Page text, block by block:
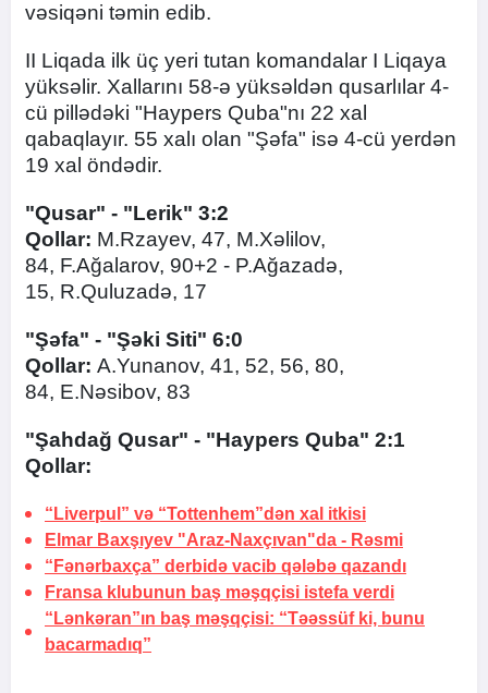
vəsiqəni təmin edib.
II Liqada ilk üç yeri tutan komandalar I Liqaya
yüksəlir. Xallarını 58-ə yüksəldən qusarlılar 4-
cü pillədəki "Haypers Quba"nı 22 xal
qabaqlayır. 55 xalı olan "Şəfa" isə 4-cü yerdən
19 xal öndədir.
"Qusar" - "Lerik" 3:2
Qollar: M.Rzayev, 47, M.Xəlilov,
84, F.Ağalarov, 90+2 - P.Ağazadə,
15, R.Quluzadə, 17
"Şəfa" - "Şəki Siti" 6:0
Qollar: A.Yunanov, 41, 52, 56, 80,
84, E.Nəsibov, 83
"Şahdağ Qusar" - "Haypers Quba" 2:1
Qollar:
“Liverpul” və “Tottenhem”dən xal itkisi
Elmar Baxşıyev "Araz-Naxçıvan"da - Rəsmi
“Fənərbaxça” derbidə vacib qələbə qazandı
Fransa klubunun baş məşqçisi istefa verdi
“Lənkəran”ın baş məşqçisi: “Təəssüf ki, bunu
bacarmadıq”